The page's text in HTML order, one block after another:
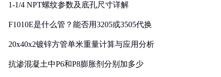
1-1/4 NPT螺纹参数及底孔尺寸详解
F1010E是什么管？能否用3205或3505代换
20x40x2镀锌方管单米重量计算与应用分析
抗渗混凝土中P6和P8膨胀剂分别加多少